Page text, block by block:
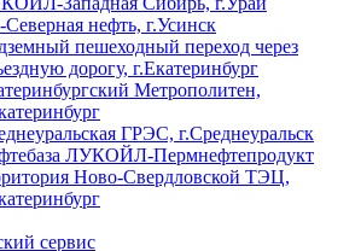
нефть, г.Усинск
пешеходный переход через
дорогу, г.Екатеринбург
Метрополитен,
ГРЭС, г.Среднеуральск
ЛУКОЙЛ-Пермнефтепродукт
Ново-Свердловской ТЭЦ,
сервис